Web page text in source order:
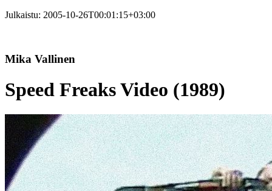
Julkaistu: 2005-10-26T00:01:15+03:00
Mika Vallinen
Speed Freaks Video (1989)